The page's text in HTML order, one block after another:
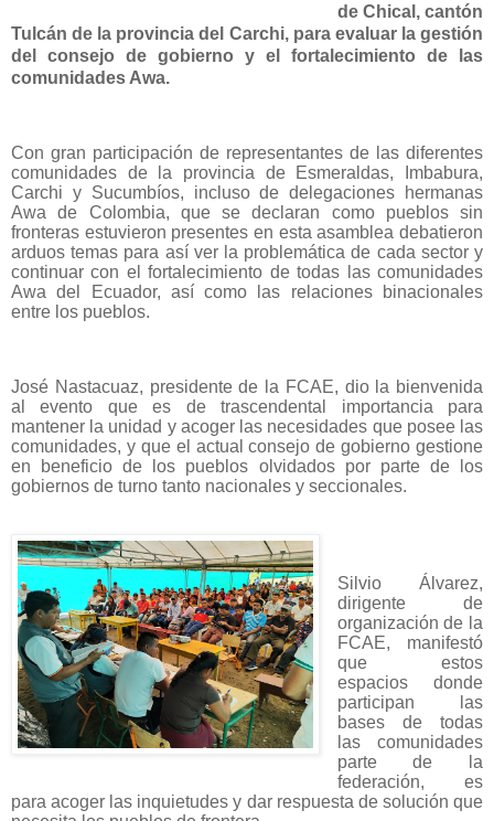
de Chical, cantón
Tulcán de la provincia del Carchi, para evaluar la gestión
del consejo de gobierno y el fortalecimiento de las
comunidades Awa.
Con gran participación de representantes de las diferentes
comunidades de la provincia de Esmeraldas, Imbabura,
Carchi y Sucumbíos, incluso de delegaciones hermanas
Awa de Colombia, que se declaran como pueblos sin
fronteras estuvieron presentes en esta asamblea debatieron
arduos temas para así ver la problemática de cada sector y
continuar con el fortalecimiento de todas las comunidades
Awa del Ecuador, así como las relaciones binacionales
entre los pueblos.
José Nastacuaz, presidente de la FCAE, dio la bienvenida
al evento que es de trascendental importancia para
mantener la unidad y acoger las necesidades que posee las
comunidades, y que el actual consejo de gobierno gestione
en beneficio de los pueblos olvidados por parte de los
gobiernos de turno tanto nacionales y seccionales.
Silvio Álvarez,
dirigente de
organización de la
FCAE, manifestó
que estos
espacios donde
participan las
bases de todas
las comunidades
parte de la
federación, es
para acoger las inquietudes y dar respuesta de solución que